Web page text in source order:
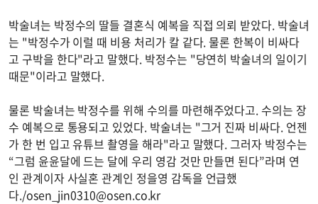
박술녀는 박정수의 딸들 결혼식 예복을 직접 의뢰 받았다. 박술녀
는 "박정수가 이럴 때 비용 처리가 칼 같다. 물론 한복이 비싸다
고 구박을 한다"라고 말했다. 박정수는 "당연히 박술녀의 일이기
때문"이라고 말했다.
물론 박술녀는 박정수를 위해 수의를 마련해주었다고. 수의는 장
수 예복으로 통용되고 있었다. 박술녀는 "그거 진짜 비싸다. 언젠
가 한 번 입고 유튜브 촬영을 해라"라고 말했다. 그러자 박정수는
“그럼 윤윤달에 드는 달에 우리 영감 것만 만들면 된다”라며 연
인 관계이자 사실혼 관계인 정을영 감독을 언급했
다./osen_jin0310@osen.co.kr